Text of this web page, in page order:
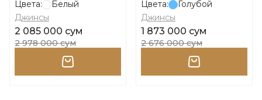
Цвета:
Белый
Джинсы
2 085 000 сум
2 978 000 сум
Цвета:
Голубой
Джинсы
1 873 000 сум
2 676 000 сум